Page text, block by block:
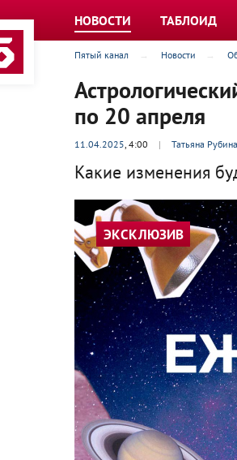
НОВОСТИ ТАБЛОИД
Пятый канал Новости
по 20 апреля
11.04.2025, 4:00 | Татьяна Рубина
Какие изменения
ЭКСКЛЮЗИВ